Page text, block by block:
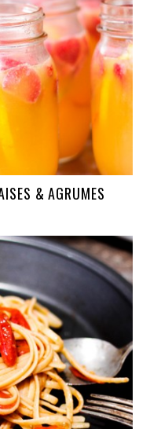
& AGRUMES